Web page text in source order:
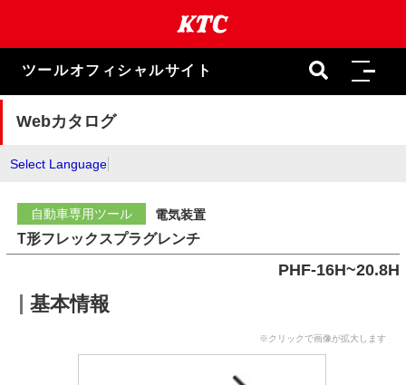
ま
キ
ツールオフィシャルサイト
Webカタログ
Select Language
自動車専用ツール 電気装置
T形フレックスプラグレンチ
PHF-16H~20.8H
基本情報
※クリックで画像が拡大します